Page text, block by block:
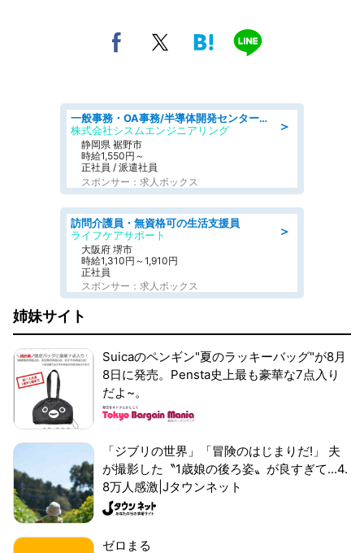
＞
一般事務・OA事務/半導体開発センター内で事務&軽作業スタッフ、募集
株式会社シスムエンジニアリング
静岡県 裾野市
時給1,550円～
正社員 / 派遣社員
スポンサー：求人ボックス
＞
訪問介護員・無資格可の生活支援員
ライフケアサポート
大阪府 堺市
時給1,310円～1,910円
正社員
スポンサー：求人ボックス
姉妹サイト
Suicaのペンギン"夏のラッキーバッグ"が8月
8日に発売。Pensta史上最も豪華な7点入り
だよ~。
「ジブリの世界」「冒険のはじまりだ!」 夫
が撮影した〝1歳娘の後ろ姿〟が良すぎて...4.
8万人感激|Jタウンネット
ゼロまる